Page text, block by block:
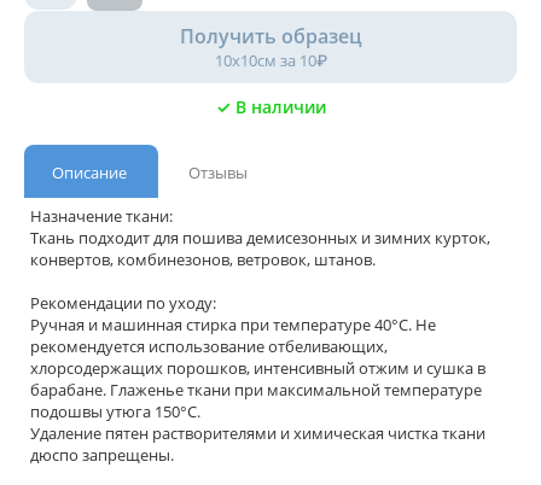
Получить образец
10х10см за 10₽
✓ В наличии
Описание
Отзывы
Назначение ткани:
Ткань подходит для пошива демисезонных и зимних курток,
конвертов, комбинезонов, ветровок, штанов.
Рекомендации по уходу:
Ручная и машинная стирка при температуре 40°С. Не
рекомендуется использование отбеливающих,
хлорсодержащих порошков, интенсивный отжим и сушка в
барабане. Глаженье ткани при максимальной температуре
подошвы утюга 150°С.
Удаление пятен растворителями и химическая чистка ткани
дюспо запрещены.